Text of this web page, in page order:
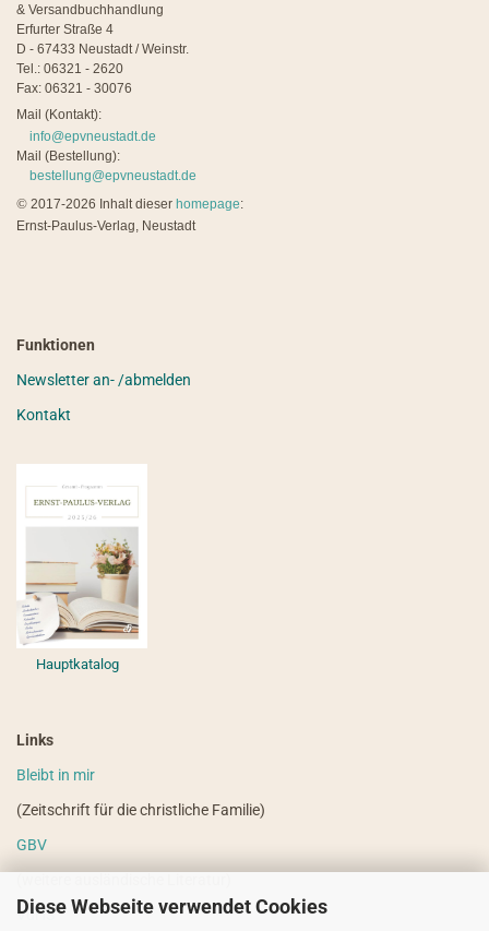
Diese Webseite verwendet Cookies
& Versandbuchhandlung
Erfurter Straße 4
D - 67433 Neustadt / Weinstr.
Tel.: 06321 - 2620
Fax: 06321 - 30076
Mail (Kontakt):
info@epvneustadt.de
Mail (Bestellung):
bestellung@epvneustadt.de
© 2017-2026 Inhalt dieser homepage:
Ernst-Paulus-Verlag, Neustadt
Funktionen
Newsletter an- /abmelden
Kontakt
Hauptkatalog
Links
Bleibt in mir
(Zeitschrift für die christliche Familie)
GBV
VdHS